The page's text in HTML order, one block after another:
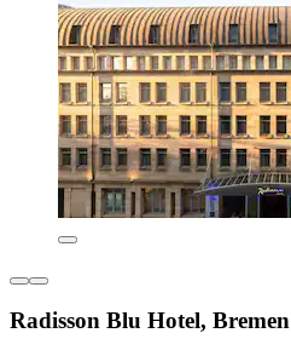
Radisson Blu Hotel, Bremen